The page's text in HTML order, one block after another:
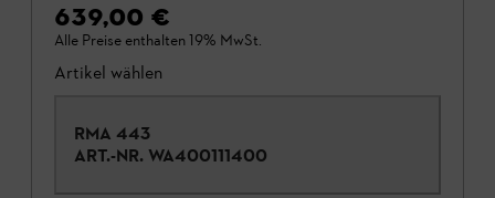
639,00 €
Alle Preise enthalten 19% MwSt.
Artikel wählen
RMA 443
ART.-NR. WA400111400